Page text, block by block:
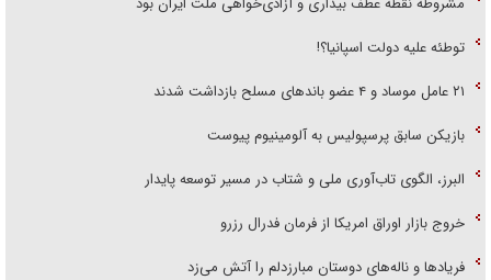
توطئه علیه دولت اسپانیا؟!
۲۱ عامل موساد و ۴ عضو باند‌های مسلح بازداشت شدند
بازیکن سابق پرسپولیس به آلومینیوم پیوست
البرز، الگوی تاب‌آوری ملی و شتاب در مسیر توسعه پایدار
خروج بازار اوراق امریکا از فرمان فدرال رزرو
فریاد‌ها و ناله‌های دوستان مبارزدلم را آتش می‌زد